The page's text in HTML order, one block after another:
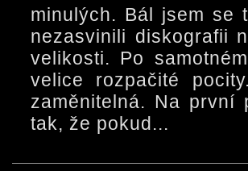
minulých. Bál jsem se
nezasvinili diskografii
velikosti. Po
velice rozpačité
zaměnitelná. Na první
tak, že pokud...